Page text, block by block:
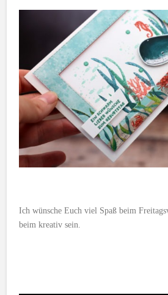
Ich wünsche Euch viel Spaß beim
beim kreativ sein.